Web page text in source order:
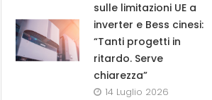
sulle limitazioni UE a
inverter e Bess cinesi:
“Tanti progetti in
ritardo. Serve
chiarezza”
14 Luglio 2026